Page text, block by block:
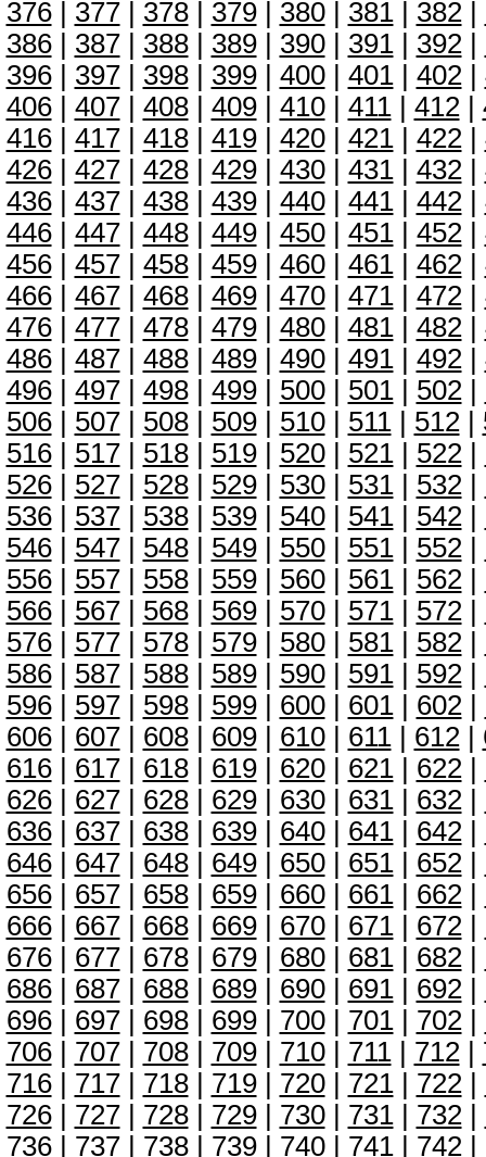
376| 377| 378| 379| 380| 381| 382|
386| 387| 388| 389| 390| 391| 392|
396| 397| 398| 399| 400| 401| 402|
406| 407| 408| 409| 410| 411| 412|
416| 417| 418| 419| 420| 421| 422|
426| 427| 428| 429| 430| 431| 432|
436| 437| 438| 439| 440| 441| 442|
446| 447| 448| 449| 450| 451| 452|
456| 457| 458| 459| 460| 461| 462|
466| 467| 468| 469| 470| 471| 472|
476| 477| 478| 479| 480| 481| 482|
486| 487| 488| 489| 490| 491| 492|
496| 497| 498| 499| 500| 501| 502|
506| 507| 508| 509| 510| 511| 512|
516| 517| 518| 519| 520| 521| 522|
526| 527| 528| 529| 530| 531| 532|
536| 537| 538| 539| 540| 541| 542|
546| 547| 548| 549| 550| 551| 552|
556| 557| 558| 559| 560| 561| 562|
566| 567| 568| 569| 570| 571| 572|
576| 577| 578| 579| 580| 581| 582|
586| 587| 588| 589| 590| 591| 592|
596| 597| 598| 599| 600| 601| 602|
606| 607| 608| 609| 610| 611| 612|
616| 617| 618| 619| 620| 621| 622|
626| 627| 628| 629| 630| 631| 632|
636| 637| 638| 639| 640| 641| 642|
646| 647| 648| 649| 650| 651| 652|
656| 657| 658| 659| 660| 661| 662|
666| 667| 668| 669| 670| 671| 672|
676| 677| 678| 679| 680| 681| 682|
686| 687| 688| 689| 690| 691| 692|
696| 697| 698| 699| 700| 701| 702|
706| 707| 708| 709| 710| 711| 712|
716| 717| 718| 719| 720| 721| 722|
726| 727| 728| 729| 730| 731| 732|
736| 737| 738| 739| 740| 741| 742|